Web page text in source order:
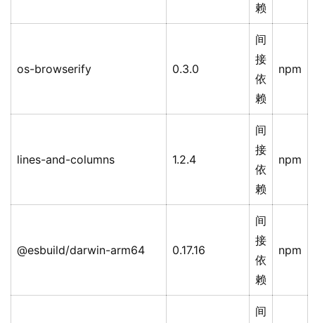
赖
os-browserify 0.3.0
间
接
依
赖
npm
lines-and-columns 1.2.4
间
接
依
赖
npm
@esbuild/darwin-arm64 0.17.16
间
接
依
赖
npm
间